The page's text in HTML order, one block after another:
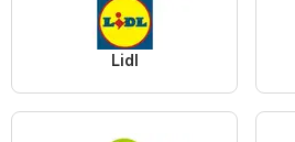
Lidl